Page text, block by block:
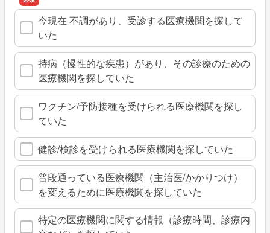
今現在 不調があり、受診する医療機関を探して
いた
持病（慢性的な疾患）があり、その診療のための
医療機関を探していた
ワクチン/予防接種を受けられる医療機関を探し
ていた
健診/検診を受けられる医療機関を探していた
普段通っている医療機関（主治医/かかりつけ）
を変えるために医療機関を探していた
特定の医療機関に関する情報（診療時間、診療内